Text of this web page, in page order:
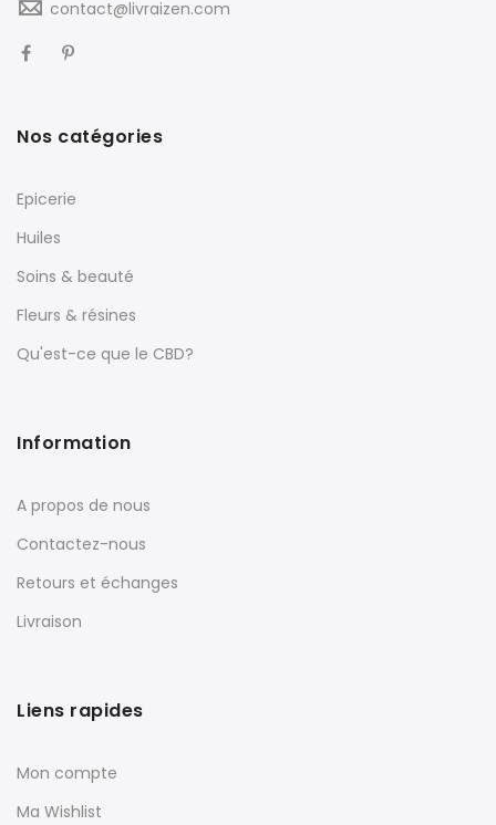
contact@livraizen.com
Nos catégories
Epicerie
Huiles
Soins & beauté
Fleurs & résines
Qu'est-ce que le CBD?
Information
A propos de nous
Contactez-nous
Retours et échanges
Livraison
Liens rapides
Mon compte
Ma Wishlist